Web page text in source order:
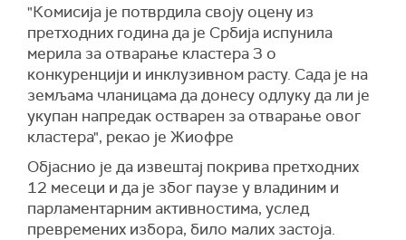
"Комисија је потврдила своју оцену из
претходних година да је Србија испунила
мерила за отварање кластера 3 о
конкуренцији и инклузивном расту. Сада је на
земљама чланицама да донесу одлуку да ли је
укупан напредак остварен за отварање овог
кластера", рекао је Жиофре
Објаснио је да извештај покрива претходних
12 месеци и да је због паузе у владиним и
парламентарним активностима, услед
превремених избора, било малих застоја.